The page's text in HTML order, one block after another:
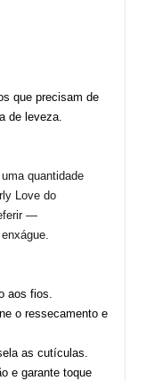
que precisam de
de leveza.
quantidade
Love do
—
.
aos fios.
o ressecamento e
as cutículas.
e garante toque